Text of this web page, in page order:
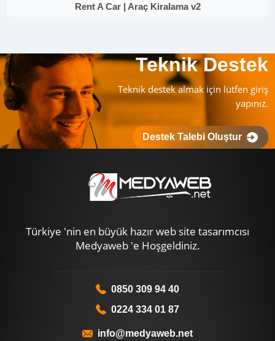
Rent A Car | Araç Kiralama v2
Teknik Destek
Teknik destek almak için lütfen giriş
yapınız.
Destek Talebi Oluştur
Türkiye 'nin en büyük hazır web site tasarımcısı
Medyaweb 'e Hoşgeldiniz.
0850 309 94 40
0224 334 01 87
info@medyaweb.net